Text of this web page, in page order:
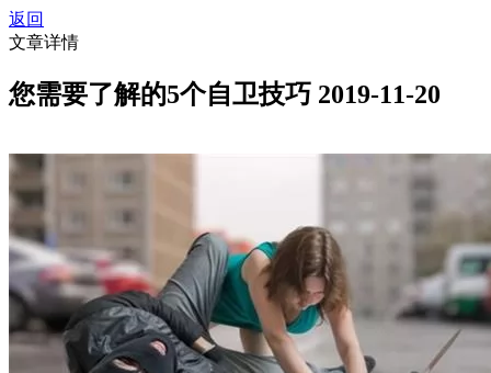
返回
文章详情
您需要了解的5个自卫技巧 2019-11-20